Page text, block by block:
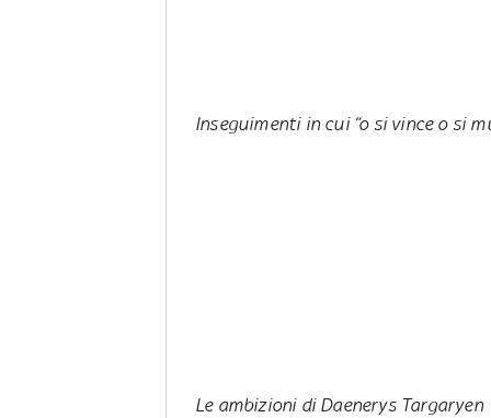
Inseguimenti in cui “o si vince o si
Le ambizioni di Daenerys Targaryen